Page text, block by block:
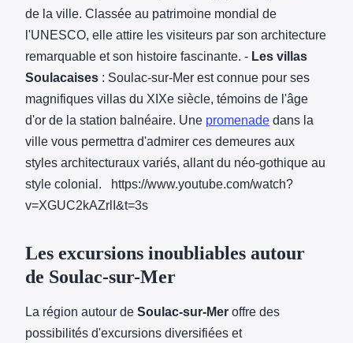
de la ville. Classée au patrimoine mondial de
l'UNESCO, elle attire les visiteurs par son architecture
remarquable et son histoire fascinante. - Les villas
Soulacaises : Soulac-sur-Mer est connue pour ses
magnifiques villas du XIXe siècle, témoins de l'âge
d'or de la station balnéaire. Une promenade dans la
ville vous permettra d'admirer ces demeures aux
styles architecturaux variés, allant du néo-gothique au
style colonial. https://www.youtube.com/watch?
v=XGUC2kAZrlI&t=3s
Les excursions inoubliables autour
de Soulac-sur-Mer
La région autour de Soulac-sur-Mer offre des
possibilités d'excursions diversifiées et